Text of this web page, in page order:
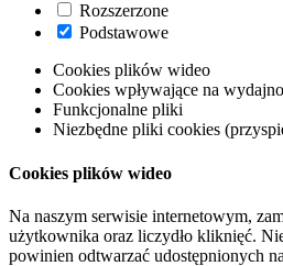
Rozszerzone
Podstawowe
Cookies plików wideo
Cookies wpływające na
Funkcjonalne pliki
Niezbędne pliki cookies
Cookies plików wideo
Na naszym serwisie internetowym,
użytkownika oraz liczydło kliknięć.
powinien odtwarzać udostępnionych